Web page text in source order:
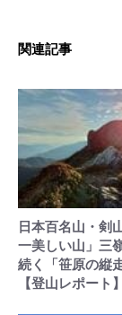
関連記事
日本百名山・剣
一美しい山」三
続く「笹原の縦
【登山レポート】